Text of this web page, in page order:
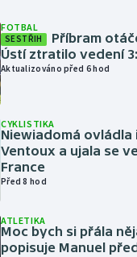
FOTBAL
SESTŘIH
Příbram
Ústí ztratilo vedení
Aktualizováno před 6 hod
CYKLISTIKA
Niewiadomá ovládla
Ventoux a ujala se
France
Před 8 hod
ATLETIKA
Moc bych si přála
popisuje Manuel